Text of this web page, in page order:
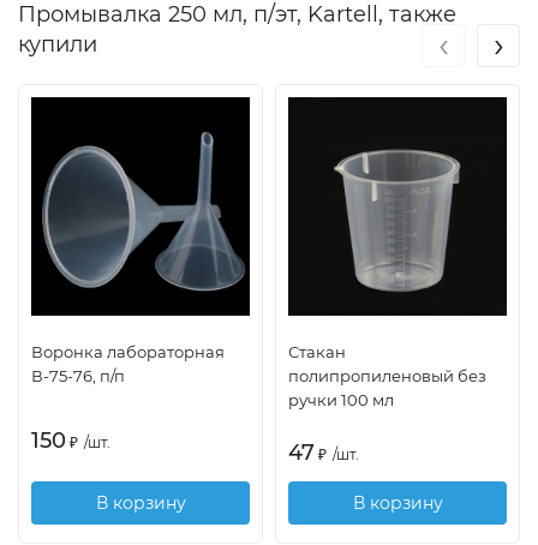
Промывалка 250 мл, п/эт, Kartell, также
купили
Воронка лабораторная
В-75-76, п/п
150 ₽ /шт.
В корзину
Стакан
полипропиленовый без
ручки 100 мл
47 ₽ /шт.
В корзину
‹ ›